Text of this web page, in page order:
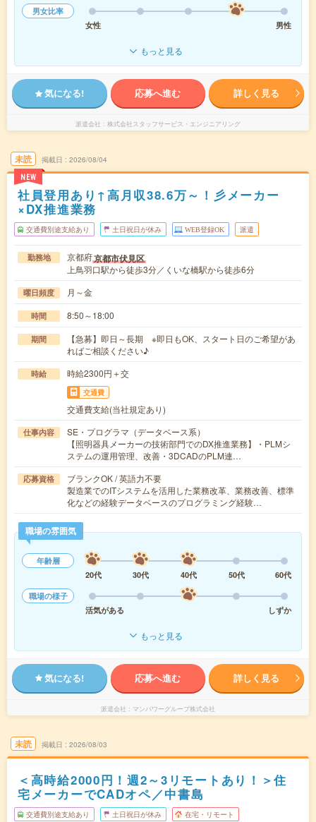
男女比率
女性
男性
もっと見る
気になる! 応募へ進む 詳しく見る
派遣会社 株式会社スタッフサービス・エンジニアリング
未読
NEW
掲載日 2026/08/04
社員登用あり↑高月収38.6万～！彡メーカー
×DX推進業務
交通費別途支給あり 土日祝日が休み WEB登録OK 派遣
勤務地 京都府京都市伏見区
上鳥羽口駅から徒歩3分／くいな橋駅から徒歩6分
曜日頻度 月～金
時間 8:50～18:00
期間
【急募】即日～長期 ※即日もOK、スタート日のご希望があ
ればご相談ください♪
時給 時給2300円＋交
交通費
交通費支給(当社規定あり)
仕事内容
SE・プログラマ（データベース系）
【照明器具メーカーの技術部門でのDX推進業務】・PLMシ
ステムの運用管理、改善・3DCADのPLM連…
応募資格
ブランクOK / 英語力不要
製造業でのITシステムを活用した業務改革、業務改善、標準
化などの経験データベースのプログラミング経験…
職場の雰囲気
年齢層
20代
30代 40代 50代
60代
職場の様子
活気がある
しずか
もっと見る
気になる! 応募へ進む 詳しく見る
派遣会社 マンパワーグループ株式会社
未読 掲載日 2026/08/03
＜高時給2000円！週2～3リモートあり！＞住
宅メーカーでCADオペ／中書島
交通費別途支給あり 土日祝日が休み 在宅・リモート